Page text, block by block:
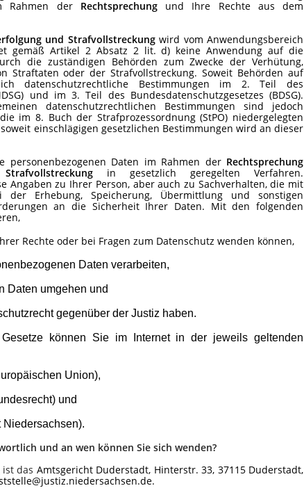
Rahmen der Rechtsprechungund Ihre Rechte aus dem
und Strafvollstreckung wird vom Anwendungsbereich
gemäß Artikel 2 Absatz 2 lit. d) keine Anwendung auf die
die zuständigen Behörden zum Zwecke der Verhütung,
Straftaten oder der Strafvollstreckung. Soweit Behörden auf
datenschutzrechtliche Bestimmungen im 2. Teil des
und im 3. Teil des Bundesdatenschutzgesetzes (BDSG).
datenschutzrechtlichen Bestimmungen sind jedoch
im 8. Buch der Strafprozessordnung (StPO) niedergelegten
einschlägigen gesetzlichen Bestimmungen wird an dieser
personenbezogenen Daten im Rahmen der Rechtsprechung
in gesetzlich geregelten Verfahren.
Angaben zu Ihrer Person, aber auch zu Sachverhalten, die mit
Erhebung, Speicherung, Übermittlung und sonstigen
an die Sicherheit Ihrer Daten. Mit den folgenden
Rechte oder bei Fragen zum Datenschutz wenden können,
Daten verarbeiten,
Daten umgehen und
gegenüber der Justiz haben.
können Sie im Internet in der jeweils geltenden
Union),
und
Niedersachsen).
und an wen können Sie sich wenden?
das Amtsgericht Duderstadt, Hinterstr. 33, 37115 Duderstadt,